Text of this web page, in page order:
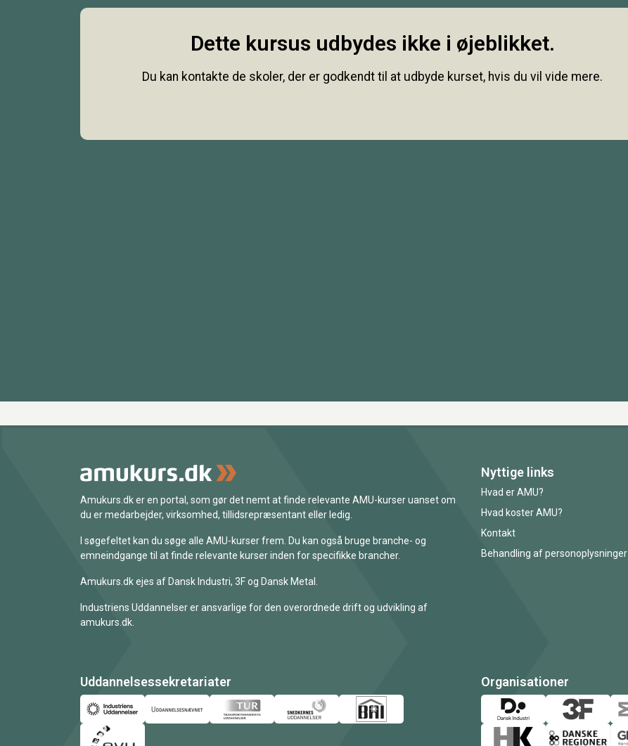
Dette kursus udbydes ikke i øjeblikket.
Du kan kontakte de skoler, der er godkendt til at udbyde kurset, hvis du vil vide mere.
Amukurs.dk er en portal, som gør det nemt at finde relevante AMU-kurser uanset om
du er medarbejder, virksomhed, tillidsrepræsentant eller ledig.
I søgefeltet kan du søge alle AMU-kurser frem. Du kan også bruge branche- og
emneindgange til at finde relevante kurser inden for specifikke brancher.
Amukurs.dk ejes af Dansk Industri, 3F og Dansk Metal.
Industriens Uddannelser er ansvarlige for den overordnede drift og udvikling af
amukurs.dk.
Nyttige links
Hvad er AMU?
Hvad koster AMU?
Kontakt
Behandling af personoplysninger
Uddannelsessekretariater Organisationer